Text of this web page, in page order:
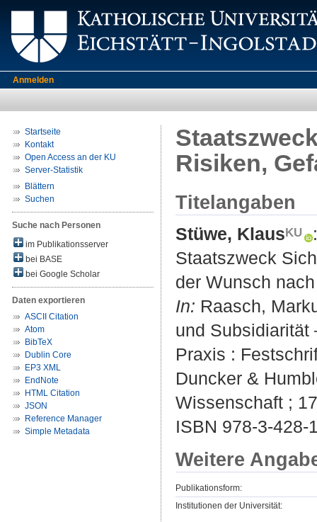
Anmelden
Startseite
Kontakt
Open Access an der KU
Server-Statistik
Blättern
Suchen
Suche nach Personen
im Publikationsserver
bei BASE
bei Google Scholar
Daten exportieren
ASCII Citation
Atom
BibTeX
Dublin Core
EP3 XML
EndNote
HTML Citation
JSON
Reference Manager
Simple Metadata
Risiken,
Titelangaben
Stüwe, Klaus
:
Staatszweck
der Wunsch
In: Raasch,
und Subsidiarität
Praxis :
Duncker &
Wissenschaft ;
ISBN 978-3-428-
Weitere
Publikationsform:
Institutionen der Universität: